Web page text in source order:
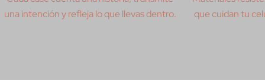
una intención y refleja lo que llevas dentro.
que cuidan tu